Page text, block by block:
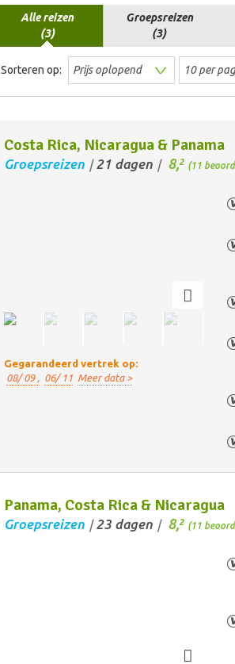
Alle reizen
(3)
Groepsreizen
(3)
Sorteren op:
Costa Rica, Nicaragua & Panama
Groepsreizen / 21 dagen / 8,2 (11
Gegarandeerd vertrek op:
08/ 09 ,
06/ 11 Meer data >
Panama, Costa Rica & Nicaragua
Groepsreizen / 23 dagen / 8,2 (11